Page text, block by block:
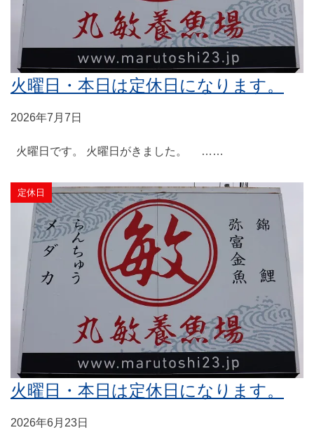
火曜日・本日は定休日になります。
2026年7月7日
火曜日です。 火曜日がきました。 ……
定休日
火曜日・本日は定休日になります。
2026年6月23日